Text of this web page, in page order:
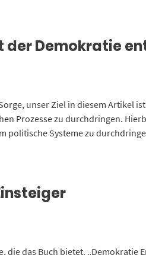
der Demokratie
unser Ziel in diesem Artikel
Prozesse zu durchdringen.
politische Systeme zu
das Buch bietet. „Demokratie